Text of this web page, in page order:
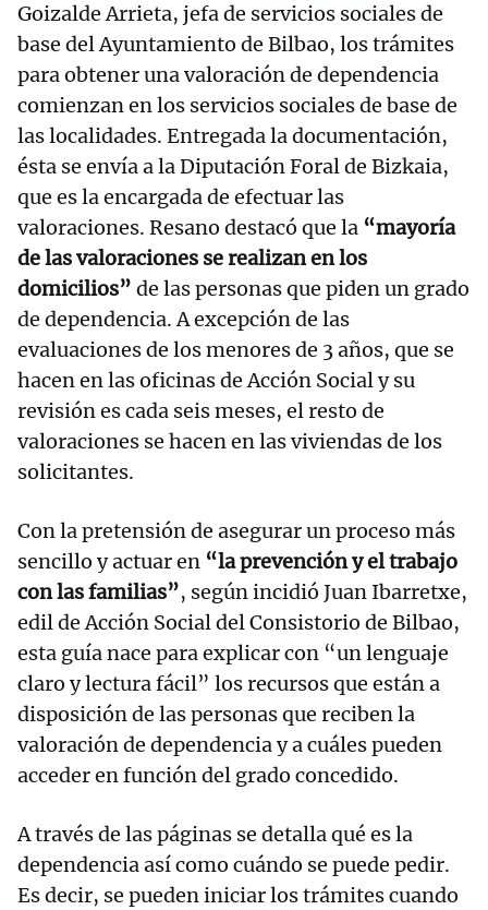
Goizalde Arrieta, jefa de servicios sociales de
base del Ayuntamiento de Bilbao, los trámites
para obtener una valoración de dependencia
comienzan en los servicios sociales de base de
las localidades. Entregada la documentación,
ésta se envía a la Diputación Foral de Bizkaia,
que es la encargada de efectuar las
valoraciones. Resano destacó que la “mayoría
de las valoraciones se realizan en los
domicilios” de las personas que piden un grado
de dependencia. A excepción de las
evaluaciones de los menores de 3 años, que se
hacen en las oficinas de Acción Social y su
revisión es cada seis meses, el resto de
valoraciones se hacen en las viviendas de los
solicitantes.
Con la pretensión de asegurar un proceso más
sencillo y actuar en “la prevención y el trabajo
con las familias”, según incidió Juan Ibarretxe,
edil de Acción Social del Consistorio de Bilbao,
esta guía nace para explicar con “un lenguaje
claro y lectura fácil” los recursos que están a
disposición de las personas que reciben la
valoración de dependencia y a cuáles pueden
acceder en función del grado concedido.
A través de las páginas se detalla qué es la
dependencia así como cuándo se puede pedir.
Es decir, se pueden iniciar los trámites cuando